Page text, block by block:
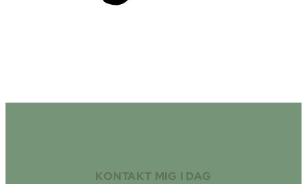
KONTAKT MIG I DAG